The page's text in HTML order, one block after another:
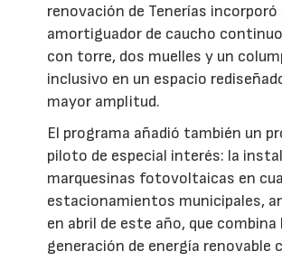
renovación de Tenerías
amortiguador de caucho
con torre, dos muelles y un
inclusivo en un espacio
mayor amplitud.
El programa añadió también un
piloto de especial interés: la
marquesinas fotovoltaicas en
estacionamientos municipales,
en abril de este año, que combina
generación de energía renovable